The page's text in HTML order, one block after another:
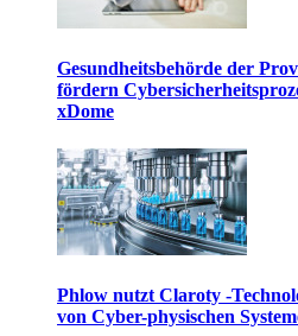
Gesundheitsbehörde der
fördern
xDome
Phlow nutzt Claroty -
von Cyber-physischen